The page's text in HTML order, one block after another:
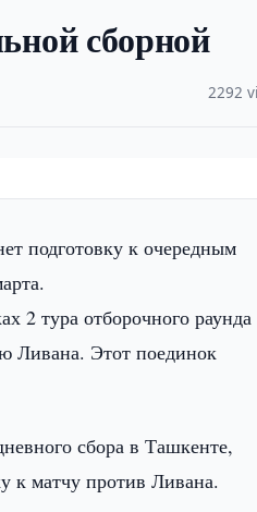
сборной
2292
подготовку к очередным
2 тура отборочного раунда
Ливана. Этот поединок
сбора в Ташкенте,
к матчу против Ливана.